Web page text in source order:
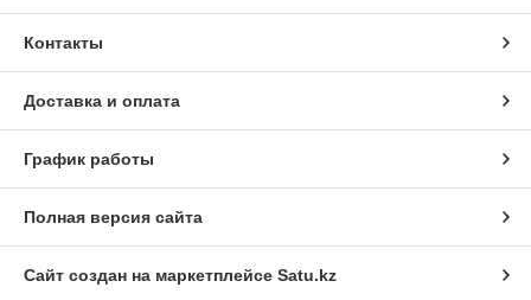
Контакты
Доставка и оплата
График работы
Полная версия сайта
Сайт создан на маркетплейсе Satu.kz